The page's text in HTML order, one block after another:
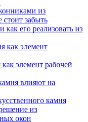
из
забыть
его реализовать из
как элемент
элемент рабочей
влияют на
камня
из
окон